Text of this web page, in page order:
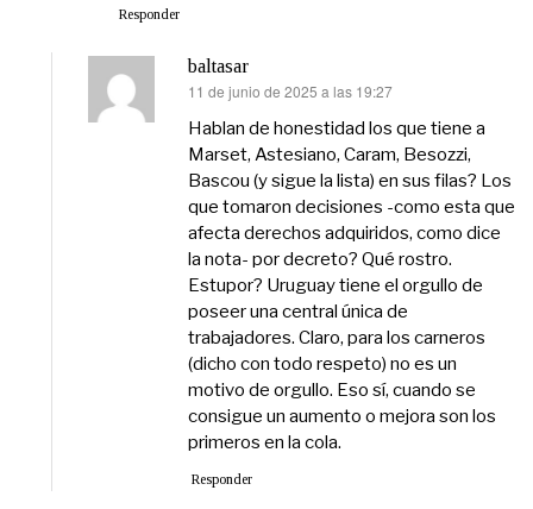
Responder
baltasar
dice:
11 de junio de 2025 a las 19:27
Hablan de honestidad los que tiene a
Marset, Astesiano, Caram, Besozzi,
Bascou (y sigue la lista) en sus filas? Los
que tomaron decisiones -como esta que
afecta derechos adquiridos, como dice
la nota- por decreto? Qué rostro.
Estupor? Uruguay tiene el orgullo de
poseer una central única de
trabajadores. Claro, para los carneros
(dicho con todo respeto) no es un
motivo de orgullo. Eso sí, cuando se
consigue un aumento o mejora son los
primeros en la cola.
Responder